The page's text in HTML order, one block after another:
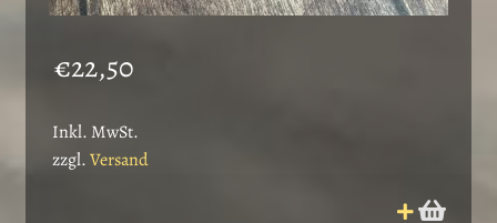
€22,50
Inkl. MwSt.
zzgl.Versand